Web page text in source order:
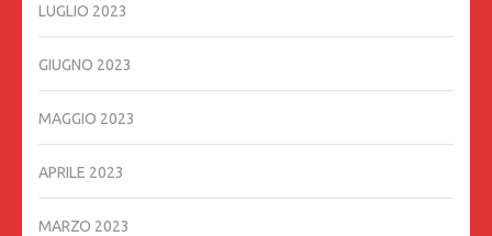
LUGLIO 2023
GIUGNO 2023
MAGGIO 2023
APRILE 2023
MARZO 2023